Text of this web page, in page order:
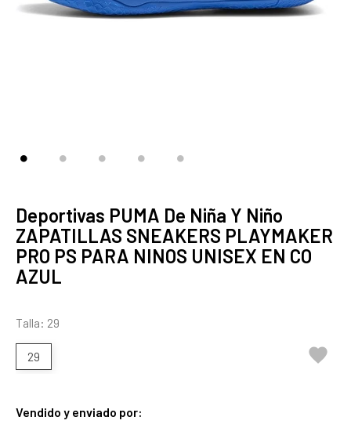
Deportivas PUMA De Niña Y Niño
ZAPATILLAS SNEAKERS PLAYMAKER
PRO PS PARA NINOS UNISEX EN CO
AZUL
Talla: 29
29 
Vendido y enviado por: